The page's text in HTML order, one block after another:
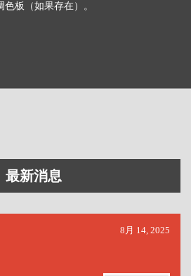
板（如果存在）。
最新消息
8月 14, 2025